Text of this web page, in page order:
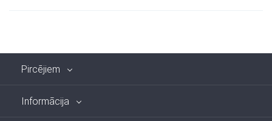
Pircējiem
Informācija